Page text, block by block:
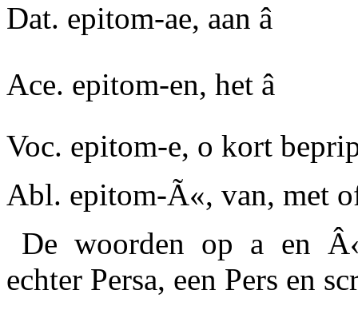
Dat. epitom-ae, aan â
Ace. epitom-en, het â
Voc. epitom-e, o kort
Abl. epitom-Ã«, van, met
De woorden op a en
echter Persa, een Pers en